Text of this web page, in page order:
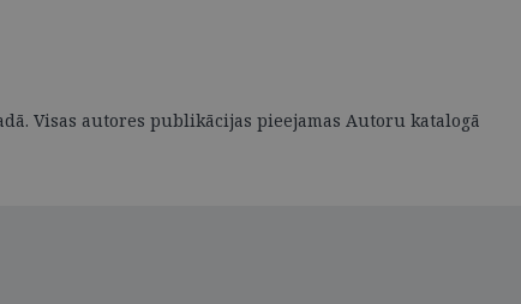
Visas autores publikācijas pieejamas Autoru katalogā